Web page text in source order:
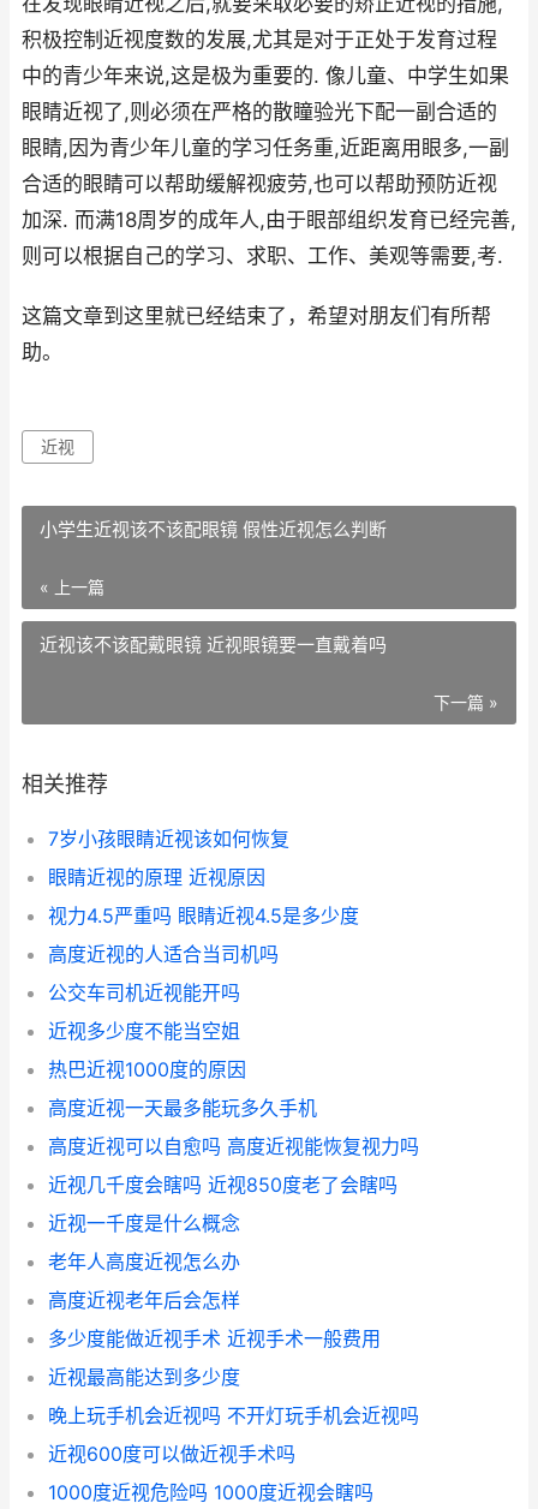
积极控制近视度数的发展,尤其是对于正处于发育过程
中的青少年来说,这是极为重要的. 像儿童、中学生如果
眼睛近视了,则必须在严格的散瞳验光下配一副合适的
眼睛,因为青少年儿童的学习任务重,近距离用眼多,一副
合适的眼睛可以帮助缓解视疲劳,也可以帮助预防近视
加深. 而满18周岁的成年人,由于眼部组织发育已经完善,
则可以根据自己的学习、求职、工作、美观等需要,考.
这篇文章到这里就已经结束了，希望对朋友们有所帮
助。
近视
小学生近视该不该配眼镜 假性近视怎么判断
« 上一篇
近视该不该配戴眼镜 近视眼镜要一直戴着吗
下一篇 »
相关推荐
7岁小孩眼睛近视该如何恢复
眼睛近视的原理 近视原因
视力4.5严重吗 眼睛近视4.5是多少度
高度近视的人适合当司机吗
公交车司机近视能开吗
近视多少度不能当空姐
热巴近视1000度的原因
高度近视一天最多能玩多久手机
高度近视可以自愈吗 高度近视能恢复视力吗
近视几千度会瞎吗 近视850度老了会瞎吗
近视一千度是什么概念
老年人高度近视怎么办
高度近视老年后会怎样
多少度能做近视手术 近视手术一般费用
近视最高能达到多少度
晚上玩手机会近视吗 不开灯玩手机会近视吗
近视600度可以做近视手术吗
1000度近视危险吗 1000度近视会瞎吗